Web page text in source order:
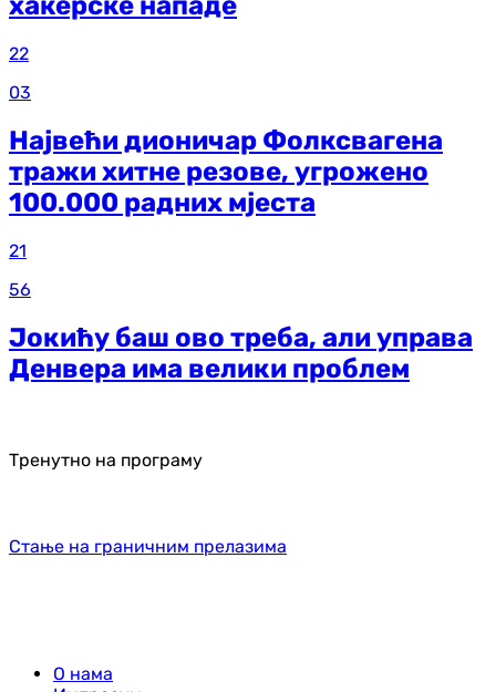
22
03
Највећи дионичар Фолксвагена
тражи хитне резове, угрожено
100.000 радних мјеста
21
56
Јокићу баш ово треба, али управа
Денвера има велики проблем
Тренутно на програму
Стање на граничним прелазима
О нама